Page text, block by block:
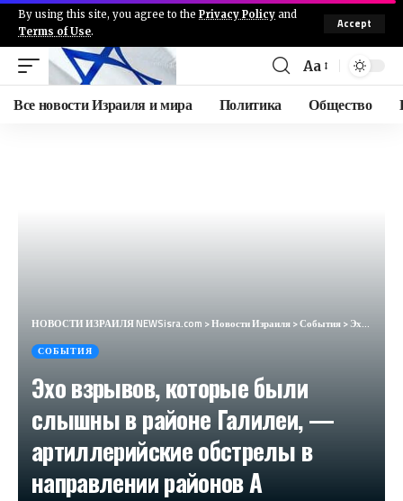
By using this site, you agree to the Privacy Policy and
Terms of Use.
Accept
Aa
Все новости Израиля и мира Политика Общество
НОВОСТИ ИЗРАИЛЯ NEWSisra.com >Новости Израиля>События>Эхо взрывов, которые были слышны в районе Галилеи, — артиллерийские обстрелы в направлении районов А
СОБЫТИЯ
Эхо взрывов, которые были
слышны в районе Галилеи, —
артиллерийские обстрелы в
направлении районов А